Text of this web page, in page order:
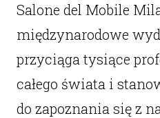
Salone del Mobile
międzynarodowe
przyciąga tysiące
całego świata i
do zapoznania się z